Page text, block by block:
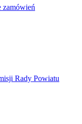
zamówień
Rady Powiatu